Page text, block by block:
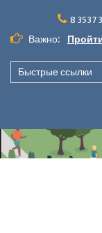
содержимому
8 3537
Важно:
Быстрые ссылки